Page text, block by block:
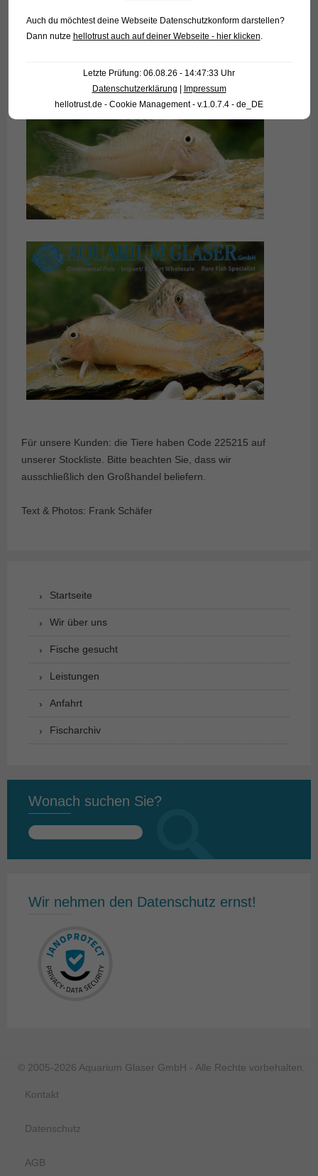
Für unsere Kunden: die Tiere haben Code 225215 auf
unserer Stockliste. Bitte beachten Sie, dass wir
ausschließlich den Großhandel beliefern.
Text & Photos: Frank Schäfer
Startseite
Wir über uns
Fische gesucht
Leistungen
Anfahrt
Fischarchiv
Wonach suchen Sie?
Suchen
Wir nehmen den Datenschutz ernst!
© 2005-2026 Aquarium Glaser GmbH - Alle Rechte vorbehalten.
Kontakt
Datenschutz
AGB
Auch du möchtest deine Webseite Datenschutzkonform darstellen?
Dann nutze hellotrust auch auf deiner Webseite - hier klicken
Letzte Prüfung: 06.08.26 - 14:47:33 Uhr
Datenschutzerklärung | Impressum
hellotrust.de - Cookie Management - v.1.0.7.4 - de_DE